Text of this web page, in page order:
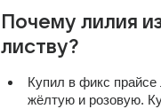
Почему лилия
листву?
Купил в фикс прайсе
жёлтую и розовую.